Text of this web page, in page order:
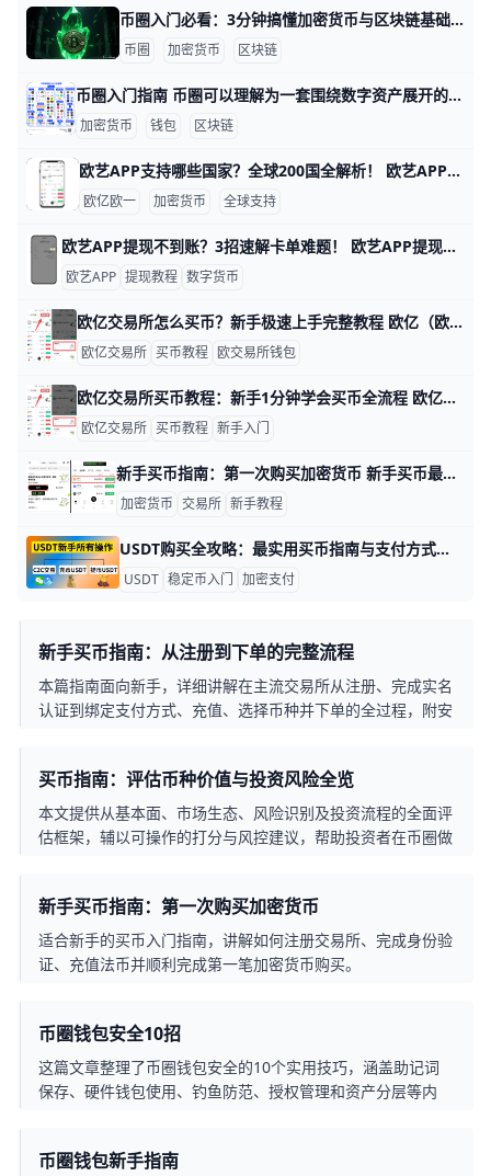
币圈入门必看：3分钟搞懂加密货币与区块链基础 币圈，简单来说，就是围绕加密货币和区块链技术形成的“数字资产圈子”。它包括比特币、以太坊等主流币种的买卖，以及DeFi（去中心化金融）、NFT（非同质化代币）、元宇宙、Web3等多种应用。根据CoinGecko 2025年的数据，全球加密货币总市值已经突破2万亿美元，涉及上万种不同币种和项目，每天有数百万人参与交易或投资。对于普通用户而言，币圈不再是极客专属的小众领域，而是普通人也能通过手机钱包和交易所轻松参与的新一代数字金融生态。
币圈 加密货币 区块链
币圈入门指南 币圈可以理解为一套围绕数字资产展开的新金融体系，最核心的三个部分是交易所、钱包和 DeFi。简单来说，交易所负责买卖，钱包负责保管，DeFi 负责提供去中心化金融服务，比如借贷、兑换和赚取收益。比如你先在交易所用法币买入 USDT，再把 USDT 提到钱包里，然后再去链上平台做兑换或参与流动性挖矿，这就是最常见的入门路径。
加密货币 钱包 区块链
欧艺APP支持哪些国家？全球200国全解析！ 欧艺APP（也就是O易Oyi的交易应用）支持全球近200个国家和地区使用，但有些地方因为监管规则有限制。 比如亚洲的用户在越南、菲律宾、泰国、新加坡、中国香港、台湾、韩国和日本这些地方都能正常下载、注册和交易。 欧洲用户如英国、法国、西班牙、荷兰和俄罗斯也能轻松使用，支持法币充值和多种加密货币买卖。
欧亿欧一 加密货币 全球支持
欧艺APP提现不到账？3招速解卡单难题！ 欧艺APP提现不到账是很多用户遇到的常见问题。通常，这和网络确认慢、地址填错或平台审核有关。根据欧一O易的帮助页面，提币分四个阶段：申请、待处理、提币中和已转出。 比如，你提了100 USDT，如果卡在“提币中”，往往只需等10分钟到2小时，大额如1000 USDT可能要1天确认。别急，大部分都能自己查清楚。
欧艺APP 提现教程 数字货币
欧亿交易所怎么买币？新手极速上手完整教程 欧亿（欧交易所）是全球领先的数字资产交易平台之一，为用户提供了现货交易、合约、理财、C2C等多种交易方式，还配套有欧亿数字钱包，支持多链币种管理，无论是新手第一次买币，还是进阶用户做短线交易，都可以在欧亿找到合适的功能。平台目前上架超过1,000种主流与热门币种，包括BTC、ETH、SOL、USDT等，首页实时行情可以查看价格、涨跌幅、24小时交易量等数据，方便用户判断行情趋势。
欧亿交易所 买币教程 欧交易所钱包
欧亿交易所买币教程：新手1分钟学会买币全流程 欧亿交易所买币指南：新手快速入门完整教程 欧亿交易所是目前中文用户中使用较多的数字货币平台之一，支持人民币买币、C2C 交易和币币交易等多种方式，适合从零开始的新手体验。对于完全没有接触过数字货币的人来说，只要学会如何注册账号、完成实名认证、充值法币、买入 USDT，再用 USDT 兑换 BTC 或 ETH，就已经掌握了 80% 的基础操作。举个简单的例子：如果你有 1000 元人民币，希望买一点比特币体验，那么在欧亿上，你可以先用 1000 元买入 1000 USDT 左右的稳定币（实际数量会略有差异），然后用这 1000 USDT 去分批买入 BTC，这样过程清晰、风险相对可控，操作也比较好理解。
欧亿交易所 买币教程 新手入门
新手买币指南：第一次购买加密货币 新手买币最重要的是先把流程想清楚：先选一个安全、口碑较好的交易所，再注册账号、完成身份验证、充值法币，最后下第一笔订单。比如你可以先用 100 美元或等值资金试买主流币种，这样既能熟悉操作，也能把风险控制在较低水平。
加密货币 交易所 新手教程
USDT购买全攻略：最实用买币指南与支付方式解析 USDT（泰达币）是一种以美元为锚定的稳定币，1 USDT 通常对应 1 美元，价格波动远小于比特币、以太坊等主流币种。根据 CoinGecko 2025 年数据，USDT 日均交易量超过 700 亿美元，是全球交易量最高的稳定币之一，广泛用于交易计价、避险、杠杆和跨境支付。对新手来说，先学会“如何买 USDT”就像进入数字货币世界的第一步钥匙，后续兑换其他币种、做策略、对冲风险都离不开它。
USDT 稳定币入门 加密支付
新手买币指南：从注册到下单的完整流程
本篇指南面向新手，详细讲解在主流交易所从注册、完成实名
认证到绑定支付方式、充值、选择币种并下单的全过程，附安
买币指南：评估币种价值与投资风险全览
本文提供从基本面、市场生态、风险识别及投资流程的全面评
估框架，辅以可操作的打分与风控建议，帮助投资者在币圈做
新手买币指南：第一次购买加密货币
适合新手的买币入门指南，讲解如何注册交易所、完成身份验
证、充值法币并顺利完成第一笔加密货币购买。
币圈钱包安全10招
这篇文章整理了币圈钱包安全的10个实用技巧，涵盖助记词
保存、硬件钱包使用、钓鱼防范、授权管理和资产分层等内
币圈钱包新手指南